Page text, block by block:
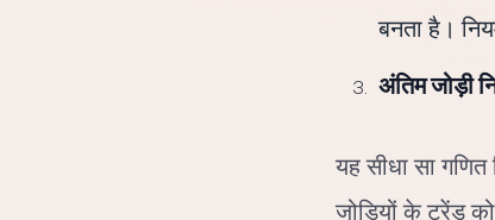
बनता है।
अंतिम जोड़ी
यह सीधा सा
जोड़ियों के ट्रेंड